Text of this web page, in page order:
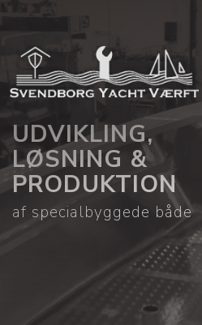
hovedindhold
UDVIKLING,
LØSNING &
PRODUKTION
af specialbyggede både